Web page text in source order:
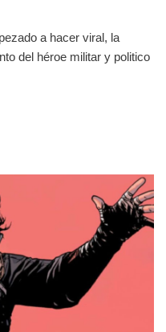
a hacer viral, la
del héroe militar y politico